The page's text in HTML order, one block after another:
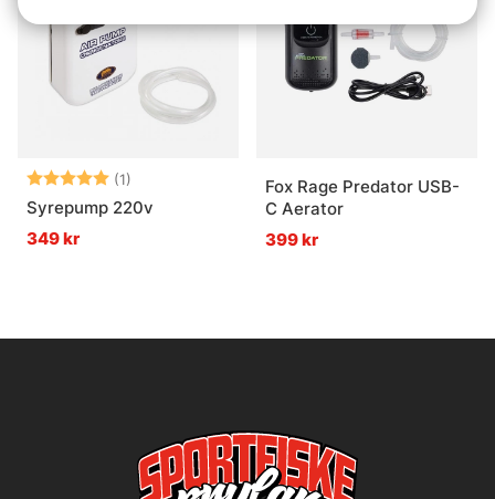
Betyg: (1)
5.0 utav 5 stjärnor
Syrepump 220v
349 kr
Fox Rage Predator USB-
C Aerator
399 kr